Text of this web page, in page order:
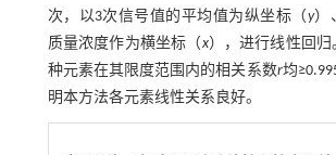
次，以3次信号值的平均值为纵坐标（y）
质量浓度作为横坐标（x），进行线性回归
种元素在其限度范围内的相关系数r均
明本方法各元素线性关系良好。